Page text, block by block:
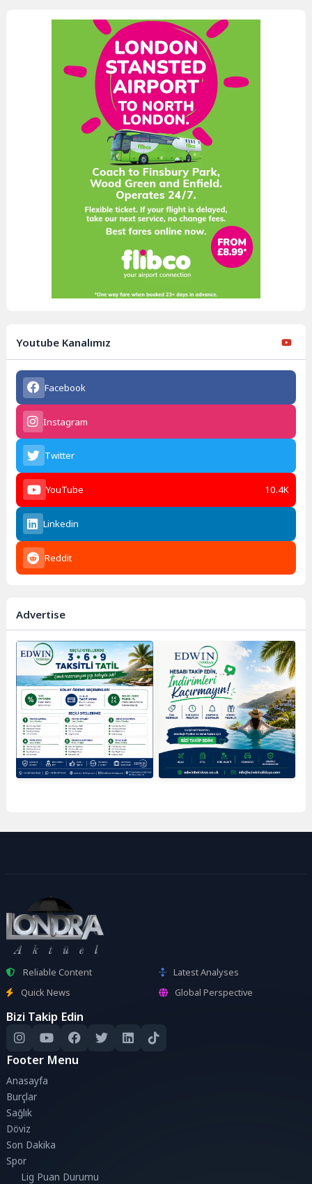
Youtube Kanalımız
Facebook
Instagram
Twitter
YouTube 10.4K
Linkedin
Reddit
Advertise
Reliable Content
Latest Analyses
Quick News
Global Perspective
Bizi Takip Edin
Footer Menu
Anasayfa
Burçlar
Sağlık
Döviz
Son Dakika
Spor
Lig Puan Durumu